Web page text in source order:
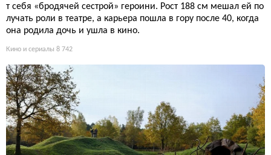
т себя «бродячей сестрой» героини. Рост 188 см мешал ей по
лучать роли в театре, а карьера пошла в гору после 40, когда
она родила дочь и ушла в кино.
Кино и сериалы 8 742